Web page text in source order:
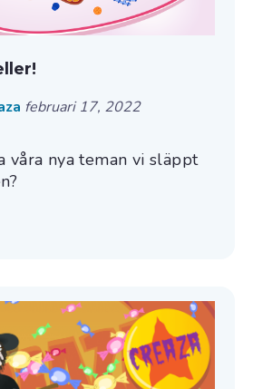
februari 17, 2022
våra nya teman vi släppt